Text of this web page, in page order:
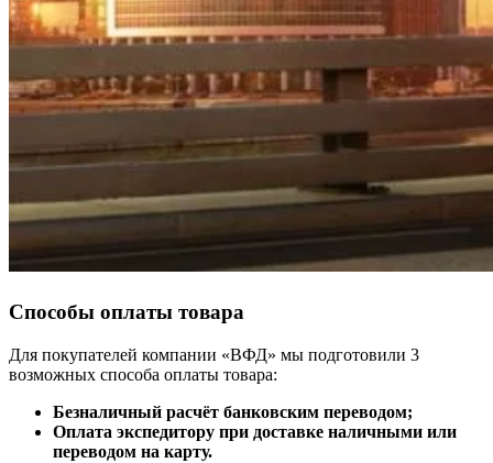
Способы оплаты товара
Для покупателей компании «ВФД» мы подготовили 3
возможных способа оплаты товара:
Безналичный расчёт банковским переводом;
Оплата экспедитору при доставке наличными или
переводом на карту.